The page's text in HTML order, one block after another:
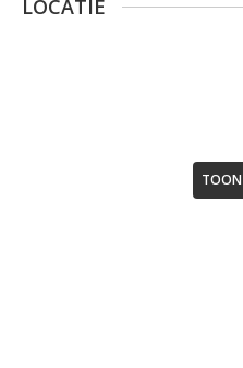
LOCATIE